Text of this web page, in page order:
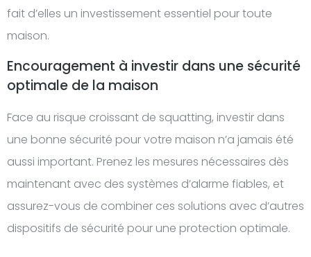
fait d’elles un investissement essentiel pour toute
maison.
Encouragement à investir dans une sécurité
optimale de la maison
Face au risque croissant de squatting, investir dans
une bonne sécurité pour votre maison n’a jamais été
aussi important. Prenez les mesures nécessaires dès
maintenant avec des systèmes d’alarme fiables, et
assurez-vous de combiner ces solutions avec d’autres
dispositifs de sécurité pour une protection optimale.